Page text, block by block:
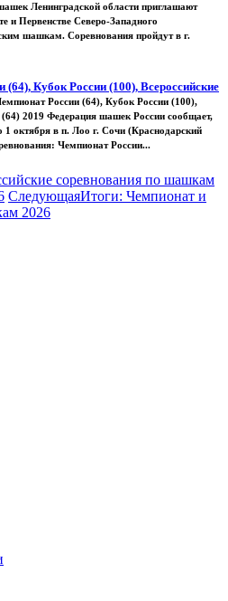
Ленинградской области приглашают
и Первенстве Северо-Западного
шашкам. Соревнования пройдут в г.
Кубок России (100), Всероссийские
России (64), Кубок России (100),
(64) 2019 Федерация шашек России сообщает,
1 октября в п. Лоо г. Сочи (Краснодарский
Чемпионат России...
соревнования по шашкам
СледующаяИтоги: Чемпионат и
2026